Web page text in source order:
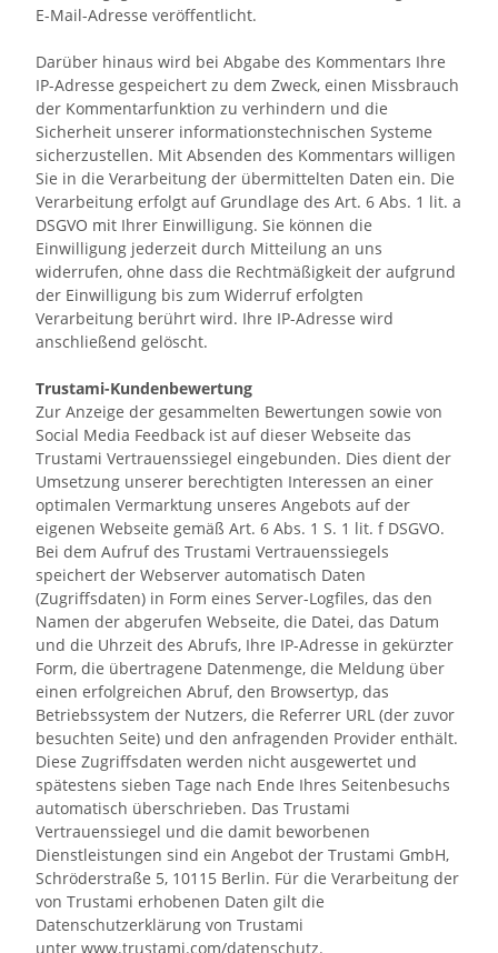
E-Mail-Adresse veröffentlicht.
Darüber hinaus wird bei Abgabe des Kommentars Ihre
IP-Adresse gespeichert zu dem Zweck, einen Missbrauch
der Kommentarfunktion zu verhindern und die
Sicherheit unserer informationstechnischen Systeme
sicherzustellen. Mit Absenden des Kommentars willigen
Sie in die Verarbeitung der übermittelten Daten ein. Die
Verarbeitung erfolgt auf Grundlage des Art. 6 Abs. 1 lit. a
DSGVO mit Ihrer Einwilligung. Sie können die
Einwilligung jederzeit durch Mitteilung an uns
widerrufen, ohne dass die Rechtmäßigkeit der aufgrund
der Einwilligung bis zum Widerruf erfolgten
Verarbeitung berührt wird. Ihre IP-Adresse wird
anschließend gelöscht.
Trustami-Kundenbewertung
Zur Anzeige der gesammelten Bewertungen sowie von
Social Media Feedback ist auf dieser Webseite das
Trustami Vertrauenssiegel eingebunden. Dies dient der
Umsetzung unserer berechtigten Interessen an einer
optimalen Vermarktung unseres Angebots auf der
eigenen Webseite gemäß Art. 6 Abs. 1 S. 1 lit. f DSGVO.
Bei dem Aufruf des Trustami Vertrauenssiegels
speichert der Webserver automatisch Daten
(Zugriffsdaten) in Form eines Server-Logfiles, das den
Namen der abgerufen Webseite, die Datei, das Datum
und die Uhrzeit des Abrufs, Ihre IP-Adresse in gekürzter
Form, die übertragene Datenmenge, die Meldung über
einen erfolgreichen Abruf, den Browsertyp, das
Betriebssystem der Nutzers, die Referrer URL (der zuvor
besuchten Seite) und den anfragenden Provider enthält.
Diese Zugriffsdaten werden nicht ausgewertet und
spätestens sieben Tage nach Ende Ihres Seitenbesuchs
automatisch überschrieben. Das Trustami
Vertrauenssiegel und die damit beworbenen
Dienstleistungen sind ein Angebot der Trustami GmbH,
Schröderstraße 5, 10115 Berlin. Für die Verarbeitung der
von Trustami erhobenen Daten gilt die
Datenschutzerklärung von Trustami
unter www.trustami.com/datenschutz.